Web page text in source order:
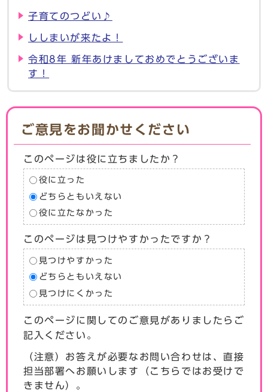
子育てのつどい♪
ししまいが来たよ！
令和8年 新年あけましておめでとうございま
す！
ご意見をお聞かせください
このページは役に立ちましたか？
役に立った
どちらともいえない
役に立たなかった
このページは見つけやすかったですか？
見つけやすかった
どちらともいえない
見つけにくかった
このページに関してのご意見がありましたらご
記入ください。
（注意）お答えが必要なお問い合わせは、直接
担当部署へお願いします（こちらではお受けで
きません）。